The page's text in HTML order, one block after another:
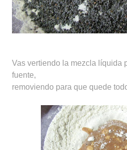
Vas vertiendo la mezcla líquida
fuente,
removiendo para que quede